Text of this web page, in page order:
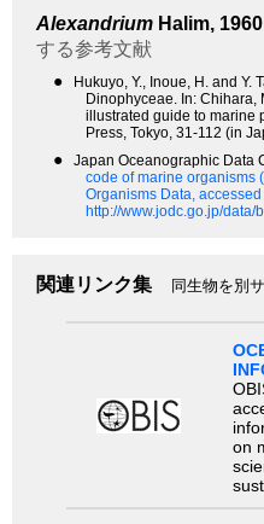
Alexandrium Halim, 1960
する参考文献
●
Hukuyo, Y., Inoue, H. and Y.
Dinophyceae. In: Chihara,
illustrated guide to marine
Press, Tokyo, 31-112 (in
● Japan Oceanographic Data
code of marine organisms
Organisms Data,
http://www.jodc.go.jp/data/
関連リンク集 同生物を別
on